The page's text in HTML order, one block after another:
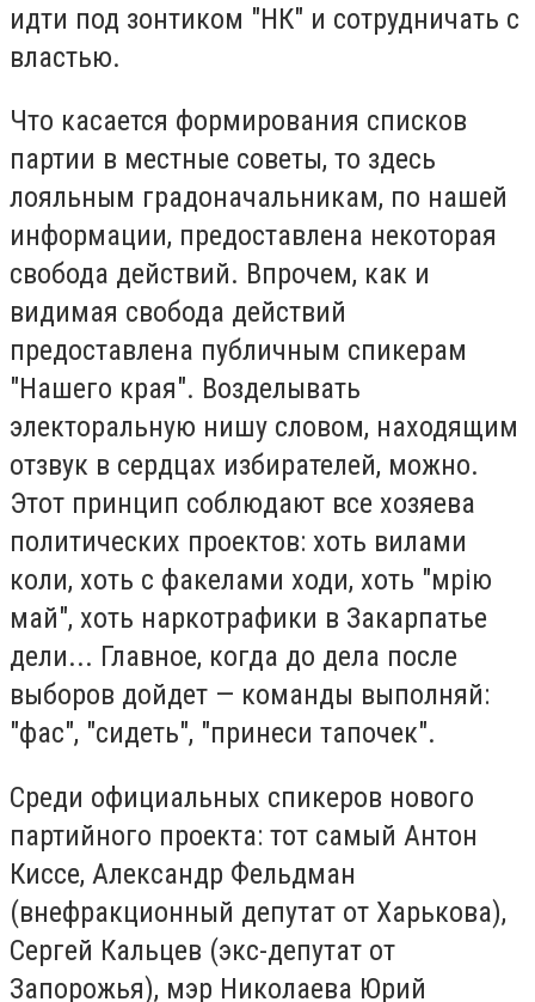
идти под зонтиком "НК" и сотрудничать с
властью.
Что касается формирования списков
партии в местные советы, то здесь
лояльным градоначальникам, по нашей
информации, предоставлена некоторая
свобода действий. Впрочем, как и
видимая свобода действий
предоставлена публичным спикерам
"Нашего края". Возделывать
электоральную нишу словом, находящим
отзвук в сердцах избирателей, можно.
Этот принцип соблюдают все хозяева
политических проектов: хоть вилами
коли, хоть с факелами ходи, хоть "мрію
май", хоть наркотрафики в Закарпатье
дели... Главное, когда до дела после
выборов дойдет — команды выполняй:
"фас", "сидеть", "принеси тапочек".
Среди официальных спикеров нового
партийного проекта: тот самый Антон
Киссе, Александр Фельдман
(внефракционный депутат от Харькова),
Сергей Кальцев (экс-депутат от
Запорожья), мэр Николаева Юрий